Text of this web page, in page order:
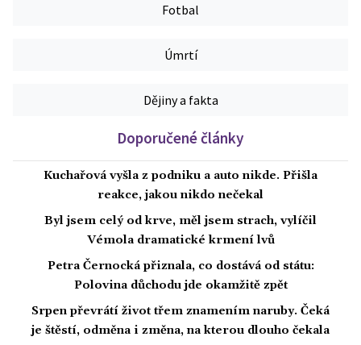
Fotbal
Úmrtí
Dějiny a fakta
Doporučené články
Kuchařová vyšla z podniku a auto nikde. Přišla
reakce, jakou nikdo nečekal
Byl jsem celý od krve, měl jsem strach, vylíčil
Vémola dramatické krmení lvů
Petra Černocká přiznala, co dostává od státu:
Polovina důchodu jde okamžitě zpět
Srpen převrátí život třem znamením naruby. Čeká
je štěstí, odměna i změna, na kterou dlouho čekala